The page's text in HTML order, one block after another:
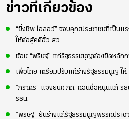
ข่าวที่เกี่ยวข้อง
“ยิ่งชีพ ไอลอว์” ขอบคุณประชาชนที่เป็นแ
ให้ต่อสู้คดีฮั้ว สว.
ย้อน “พริษฐ์” แก้รัฐธรรมนูญต้องยึดหลักก
เพื่อไทย เตรียมปรับแก้ร่างรัฐธรรมนูญ ให้
“ภราดร” แจงยิบภ ภท. ถอนชื่อหนุนแก้ ร
รธน.
“พริษฐ์” ยันร่างแก้รัฐธรรมนูญพรรคประช